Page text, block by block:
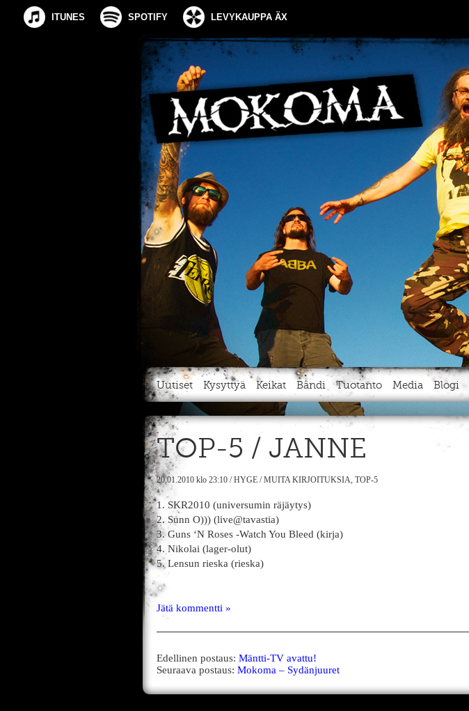
ITUNES SPOTIFY LEVYKAUPPA ÄX
Uutiset Kysyttyä Keikat Bändi Tuotanto Media Blogi
TOP-5 / JANNE
20.01.2010 klo 23:10 /HYGE /MUITA KIRJOITUKSIA, TOP-5
1. SKR2010 (universumin räjäytys)
2. Sunn O))) (live@tavastia)
3. Guns ‘N Roses -Watch You Bleed (kirja)
4. Nikolai (lager-olut)
5. Lensun rieska (rieska)
Jätä kommentti »
Edellinen postaus: Mäntti-TV avattu!
Seuraava postaus: Mokoma – Sydänjuuret